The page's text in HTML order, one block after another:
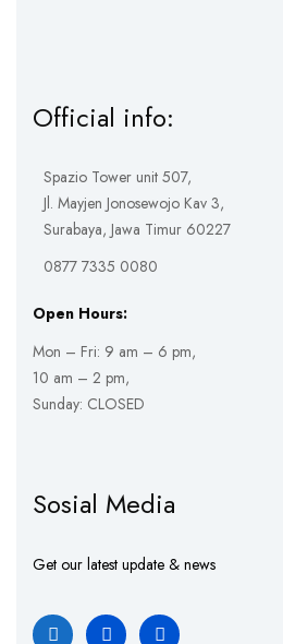
Official info:
Spazio Tower unit 507,
Jl. Mayjen Jonosewojo Kav 3,
Surabaya, Jawa Timur 60227
0877 7335 0080
Open Hours:
Mon – Fri: 9 am – 6
10 am – 2 pm,
Sunday: CLOSED
Sosial Media
Get our latest update & news